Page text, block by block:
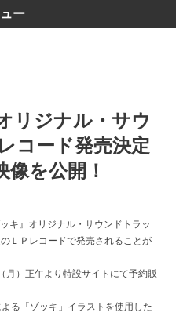
ー
リジナル・サウ
コード発売決定
を公開！
キ』オリジナル・サウンドトラッ
ＬＰレコードで発売されることが
）正午より特設サイトにて予約販
る「ゾッキ」イラストを使用した